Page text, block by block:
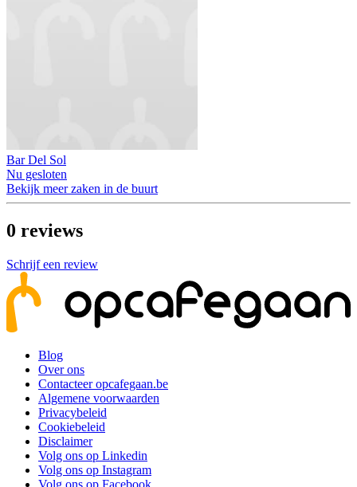
Bar Del Sol
Nu gesloten
Bekijk meer zaken in de buurt
0 reviews
Schrijf een review
Blog
Over ons
Contacteer opcafegaan.be
Algemene voorwaarden
Privacybeleid
Cookiebeleid
Disclaimer
Volg ons op Linkedin
Volg ons op Instagram
Volg ons op Facebook